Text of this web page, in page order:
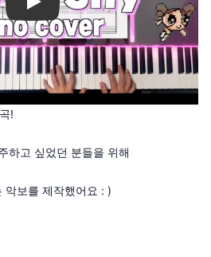
Play
!
하고 싶었던 분들을 위해
악보를 제작했어요 : )